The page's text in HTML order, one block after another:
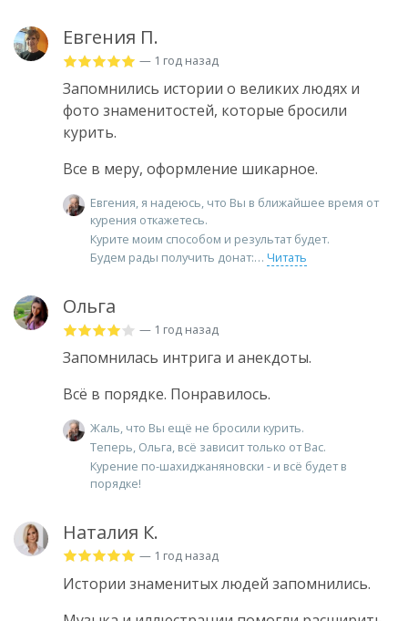
Евгения П.
— 1 год назад
Запомнились истории о великих людях и
фото знаменитостей, которые бросили
курить.
Все в меру, оформление шикарное.
Евгения, я надеюсь, что Вы в ближайшее время от
курения откажетесь.
Курите моим способом и результат будет.
Будем рады получить донат:
Читать
Ольга
— 1 год назад
Запомнилась интрига и анекдоты.
Всё в порядке. Понравилось.
Жаль, что Вы ещё не бросили курить.
Теперь, Ольга, всё зависит только от Вас.
Курение по-шахиджаняновски - и всё будет в
порядке!
Наталия К.
— 1 год назад
Истории знаменитых людей запомнились.